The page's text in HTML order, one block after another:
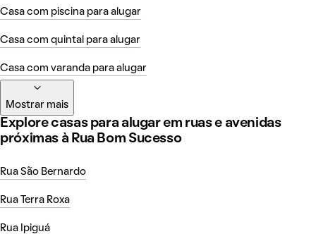
Casa com piscina para alugar
Casa com quintal para alugar
Casa com varanda para alugar
Mostrar mais
Explore casas para alugar em ruas e avenidas
próximas à Rua Bom Sucesso
Rua São Bernardo
Rua Terra Roxa
Rua Ipiguá